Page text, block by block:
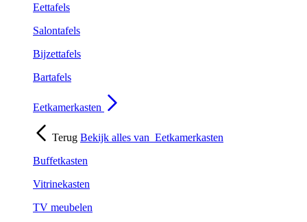
Eettafels
Salontafels
Bijzettafels
Bartafels
Eetkamerkasten
Terug Bekijk alles van Eetkamerkasten
Buffetkasten
Vitrinekasten
TV meubelen